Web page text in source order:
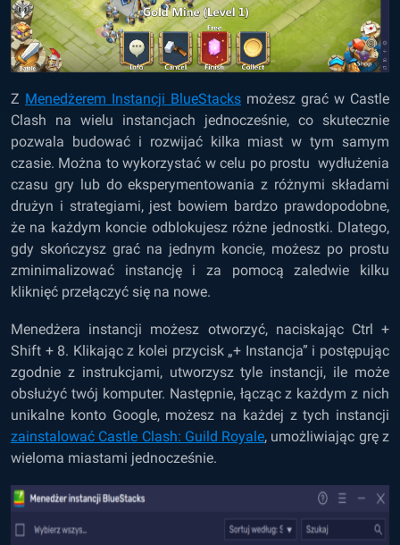
Z Menedżerem Instancji BlueStacks możesz grać w Castle
Clash na wielu instancjach jednocześnie, co skutecznie
pozwala budować i rozwijać kilka miast w tym samym
czasie. Można to wykorzystać w celu po prostu wydłużenia
czasu gry lub do eksperymentowania z różnymi składami
drużyn i strategiami, jest bowiem bardzo prawdopodobne,
że na każdym koncie odblokujesz różne jednostki. Dlatego,
gdy skończysz grać na jednym koncie, możesz po prostu
zminimalizować instancję i za pomocą zaledwie kilku
kliknięć przełączyć się na nowe.
Menedżera instancji możesz otworzyć, naciskając Ctrl +
Shift + 8. Klikając z kolei przycisk „+ Instancja” i postępując
zgodnie z instrukcjami, utworzysz tyle instancji, ile może
obsłużyć twój komputer. Następnie, łącząc z każdym z nich
unikalne konto Google, możesz na każdej z tych instancji
zainstalować Castle Clash: Guild Royale, umożliwiając grę z
wieloma miastami jednocześnie.